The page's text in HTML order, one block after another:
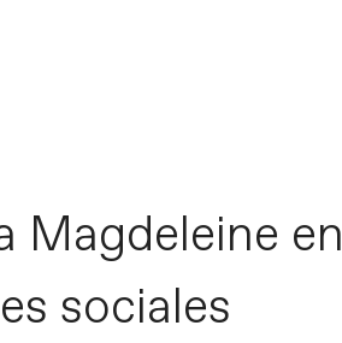
Magdeleine en
sociales